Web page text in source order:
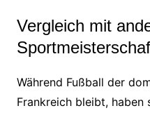
Vergleich mit
Während Fußball der
Frankreich bleibt, haben